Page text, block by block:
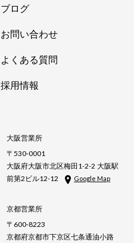
ブログ
お問い合わせ
よくある質問
採用情報
大阪営業所
〒530-0001
大阪府大阪市北区梅田1-2-2 大阪駅
前第2ビル12-12
Google Map
京都営業所
〒600-8223
京都府京都市下京区七条通油小路